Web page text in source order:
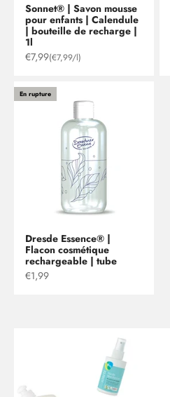
Sonnet® | Savon mousse
pour enfants | Calendule
| bouteille de recharge |
1l
Prix de vente
€7,99(€7,99/l)
En rupture
Dresde Essence® |
Flacon cosmétique
rechargeable | tube
Prix de vente
€1,99